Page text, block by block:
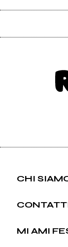
CHI
MI AMI